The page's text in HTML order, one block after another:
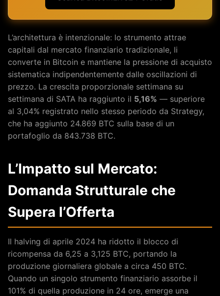
L’architettura è intenzionale: lo strumento attrae
capitali dal mercato finanziario tradizionale, li
converte in Bitcoin e mantiene la pressione di acquisto
sistematica indipendentemente dalle oscillazioni di
prezzo. La crescita proporzionale settimana su
settimana di SATA ha raggiunto il 5,16% — superiore
al 3,04% registrato nello stesso periodo da Strategy,
che ha aggiunto 24.869 BTC sulla base di un
portafoglio da 843.738 BTC.
L’Impatto sul Mercato:
Domanda Strutturale che
Supera l’Offerta
Il halving di aprile 2024 ha ridotto il blocco di
ricompensa da 6,25 a 3,125 BTC, portando la
produzione giornaliera globale a circa 450 BTC.
Quando un singolo strumento finanziario assorbe il
101% di quella produzione in 24 ore, emerge una